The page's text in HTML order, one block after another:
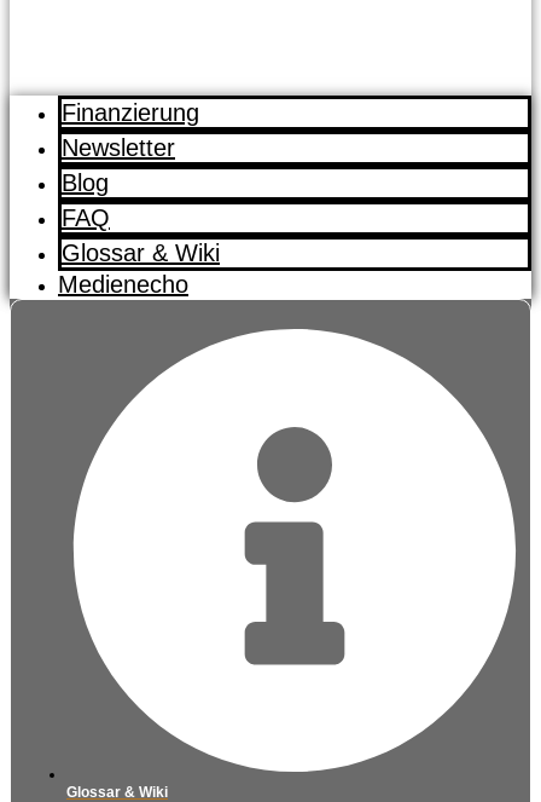
Finanzierung
Newsletter
Blog
FAQ
Glossar & Wiki
Medienecho
Glossar & Wiki